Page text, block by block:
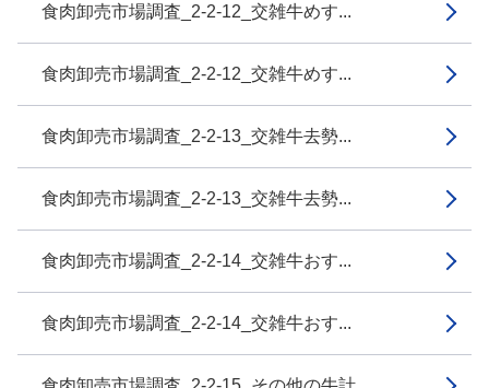
食肉卸売市場調査_2-2-12_交雑牛めす...
食肉卸売市場調査_2-2-12_交雑牛めす...
食肉卸売市場調査_2-2-13_交雑牛去勢...
食肉卸売市場調査_2-2-13_交雑牛去勢...
食肉卸売市場調査_2-2-14_交雑牛おす...
食肉卸売市場調査_2-2-14_交雑牛おす...